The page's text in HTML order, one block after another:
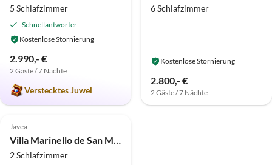
5 Schlafzimmer
Schnellantworter
Kostenlose Stornierung
2.990,- €
2 Gäste / 7 Nächte
Verstecktes Juwel
6 Schlafzimmer
Kostenlose Stornierung
2.800,- €
2 Gäste / 7 Nächte
Javea
Villa Marinello de San Martin
2 Schlafzimmer